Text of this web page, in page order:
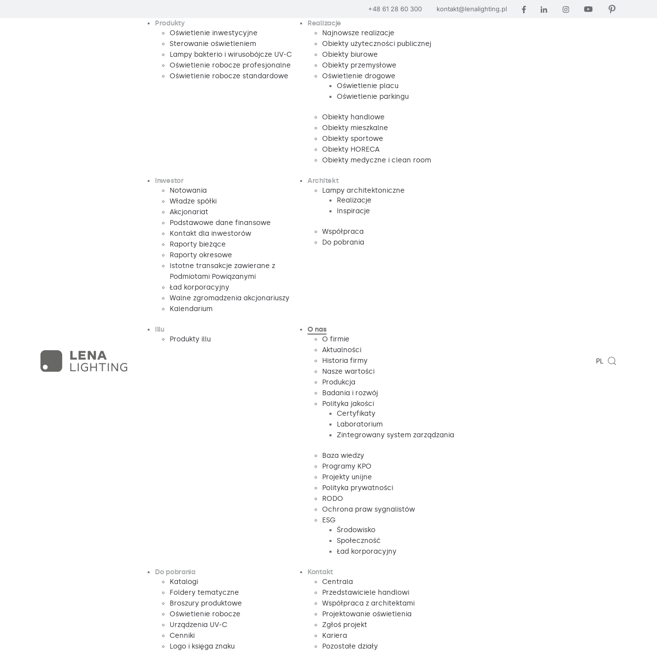
+48 61 28 60 300 kontakt@lenalighting.pl
Produkty
Oświetlenie inwestycyjne
Sterowanie oświetleniem
Lampy bakterio i wirusobójcze UV-C
Oświetlenie robocze profesjonalne
Oświetlenie robocze standardowe
Realizacje
Najnowsze realizacje
Obiekty użyteczności publicznej
Obiekty biurowe
Obiekty przemysłowe
Oświetlenie drogowe
Oświetlenie placu
Oświetlenie parkingu
Obiekty handlowe
Obiekty mieszkalne
Obiekty sportowe
Obiekty HORECA
Obiekty medyczne i clean room
Inwestor
Notowania
Władze spółki
Akcjonariat
Podstawowe dane finansowe
Kontakt dla inwestorów
Raporty bieżące
Raporty okresowe
Istotne transakcje zawierane z
Podmiotami Powiązanymi
Ład korporacyjny
Walne zgromadzenia akcjonariuszy
Kalendarium
Architekt
Lampy architektoniczne
Realizacje
Inspiracje
Współpraca
Do pobrania
illu
Produkty illu
O nas
O firmie
Aktualności
Historia firmy
Nasze wartości
Produkcja
Badania i rozwój
Polityka jakości
Certyfikaty
Laboratorium
Zintegrowany system zarządzania
Baza wiedzy
Programy KPO
Projekty unijne
Polityka prywatności
RODO
Ochrona praw sygnalistów
ESG
Środowisko
Społeczność
Ład korporacyjny
Do pobrania
Katalogi
Foldery tematyczne
Broszury produktowe
Oświetlenie robocze
Urządzenia UV-C
Cenniki
Logo i księga znaku
Kontakt
Centrala
Przedstawiciele handlowi
Współpraca z architektami
Projektowanie oświetlenia
Zgłoś projekt
Kariera
Pozostałe działy
PL